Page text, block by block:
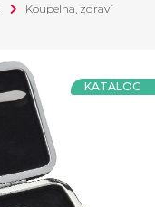
Koupelna, zdraví
KATALOG